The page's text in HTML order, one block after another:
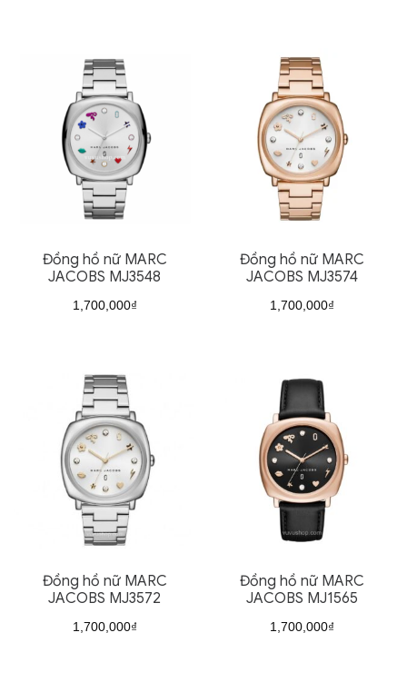
Đồng hồ nữ MARC
JACOBS MJ3548
1,700,000₫
Đồng hồ nữ MARC
JACOBS MJ3574
1,700,000₫
Đồng hồ nữ MARC
JACOBS MJ3572
1,700,000₫
Đồng hồ nữ MARC
JACOBS MJ1565
1,700,000₫